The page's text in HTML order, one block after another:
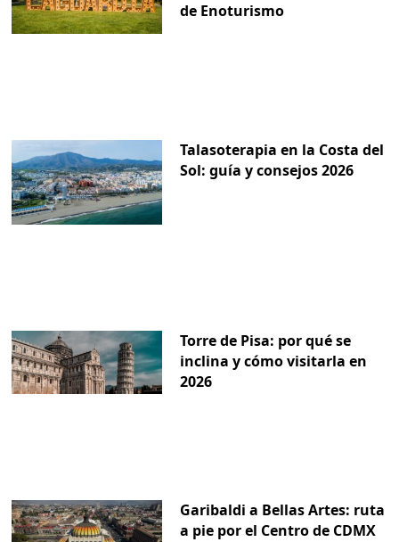
de Enoturismo
Talasoterapia en la Costa del
Sol: guía y consejos 2026
Torre de Pisa: por qué se
inclina y cómo visitarla en
2026
Garibaldi a Bellas Artes: ruta
a pie por el Centro de CDMX